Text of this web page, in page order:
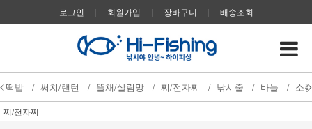
로그인 | 회원가입 | 장바구니 | 배송조회
떡밥 / 써치/랜턴 / 뜰채/살림망 / 찌/전자찌 / 낚시줄 / 바늘 / 소
찌/전자찌